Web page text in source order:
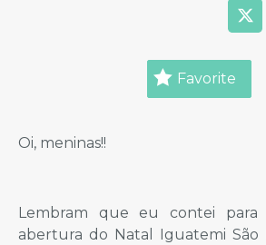
Favorite
Oi, meninas!!
Lembram que eu contei para
abertura do Natal Iguatemi São